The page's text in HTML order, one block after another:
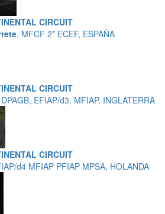
CIRCUIT
, MFCF 2* ECEF, ESPAÑA
CIRCUIT
EFIAP/d3, MFIAP, INGLATERRA
CIRCUIT
d4 MFIAP PFIAP MPSA, HOLANDA